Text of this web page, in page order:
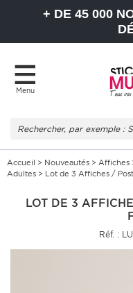
+ DE 45 000
Menu
Accueil > Nouveautés > Affiches
Adultes > Lot de 3 Affiches /
LOT DE 3
Réf. :